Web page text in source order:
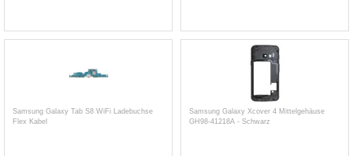
Samsung Galaxy Tab S8 WiFi Ladebuchse
Flex Kabel
Samsung Galaxy Xcover 4 Mittelgehäuse
GH98-41218A - Schwarz